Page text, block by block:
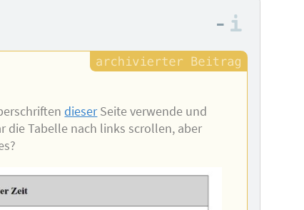
–
dieserSeite verwende und
die Tabelle nach links scrollen, aber